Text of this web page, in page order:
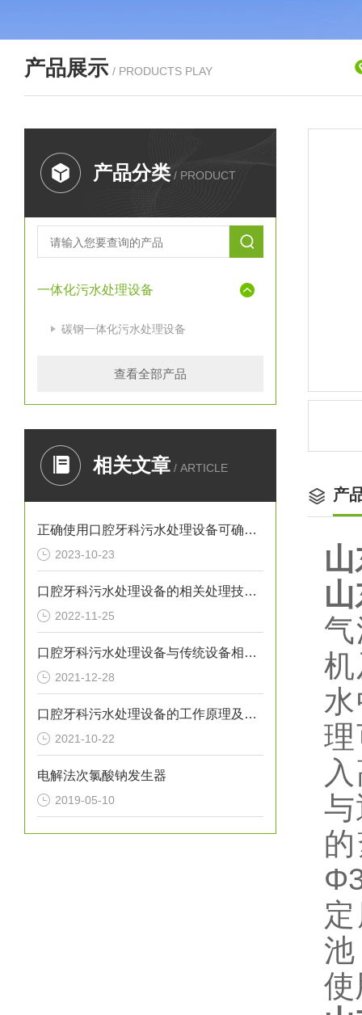
产品展示 / PRODUCTS PLAY
产品分类 / PRODUCT
一体化污水处理设备
碳钢一体化污水处理设备
查看全部产品
相关文章 / ARTICLE
正确使用口腔牙科污水处理设备可确保处理效果
2023-10-23
口腔牙科污水处理设备的相关处理技术介绍
2022-11-25
口腔牙科污水处理设备与传统设备相比的优势介绍
2021-12-28
口腔牙科污水处理设备的工作原理及出故障时需采取的措施介绍
2021-10-22
电解法次氯酸钠发生器
2019-05-10
产
使